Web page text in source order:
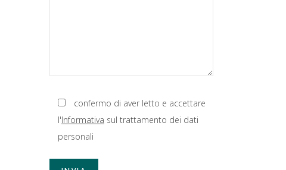
confermo di aver letto e accettare
l'Informativa sul trattamento dei dati
personali